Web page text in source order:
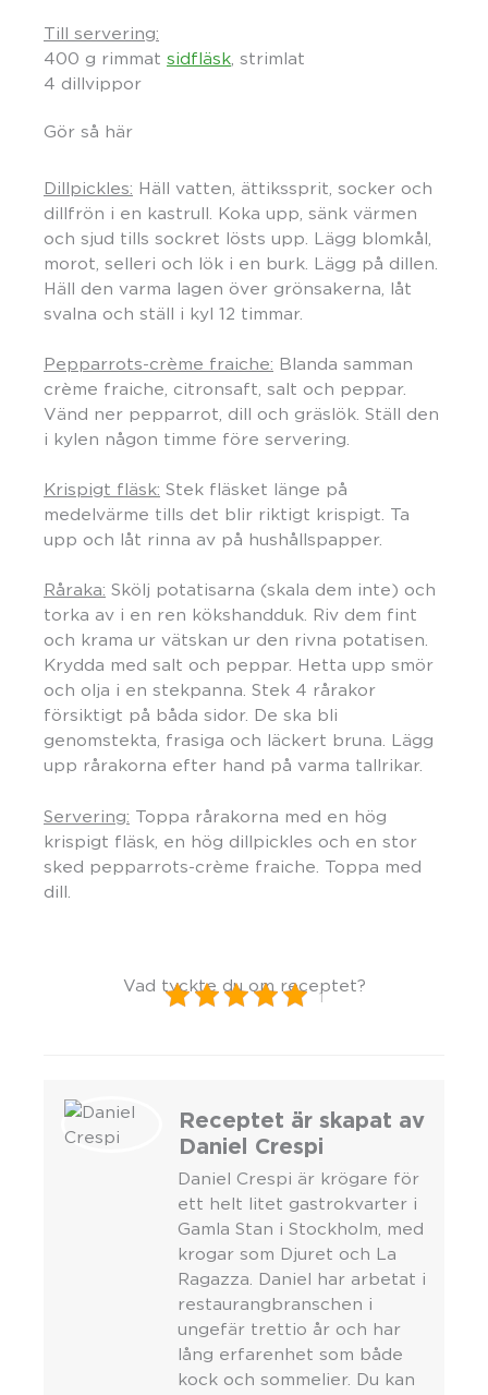
Till servering:
400 g rimmat sidfläsk, strimlat
4 dillvippor
Gör så här
Dillpickles: Häll vatten, ättikssprit, socker och
dillfrön i en kastrull. Koka upp, sänk värmen
och sjud tills sockret lösts upp. Lägg blomkål,
morot, selleri och lök i en burk. Lägg på dillen.
Häll den varma lagen över grönsakerna, låt
svalna och ställ i kyl 12 timmar.
Pepparrots-crème fraiche: Blanda samman
crème fraiche, citronsaft, salt och peppar.
Vänd ner pepparrot, dill och gräslök. Ställ den
i kylen någon timme före servering.
Krispigt fläsk: Stek fläsket länge på
medelvärme tills det blir riktigt krispigt. Ta
upp och låt rinna av på hushållspapper.
Råraka: Skölj potatisarna (skala dem inte) och
torka av i en ren kökshandduk. Riv dem fint
och krama ur vätskan ur den rivna potatisen.
Krydda med salt och peppar. Hetta upp smör
och olja i en stekpanna. Stek 4 rårakor
försiktigt på båda sidor. De ska bli
genomstekta, frasiga och läckert bruna. Lägg
upp rårakorna efter hand på varma tallrikar.
Servering: Toppa rårakorna med en hög
krispigt fläsk, en hög dillpickles och en stor
sked pepparrots-crème fraiche. Toppa med
dill.
Vad tyckte du om receptet?
1
Receptet är skapat av
Daniel Crespi
Daniel Crespi är krögare för
ett helt litet gastrokvarter i
Gamla Stan i Stockholm, med
krogar som Djuret och La
Ragazza. Daniel har arbetat i
restaurangbranschen i
ungefär trettio år och har
lång erfarenhet som både
kock och sommelier. Du kan